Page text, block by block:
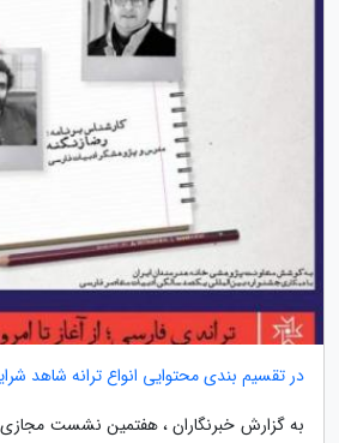
در تقسیم بندی محتوایی انواع ترانه شاهد
به گزارش خبرنگاران ، هفتمین نشست